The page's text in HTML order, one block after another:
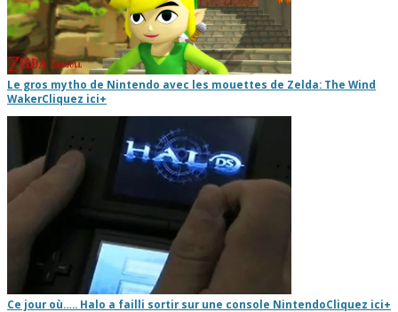
Le gros mytho de Nintendo avec les mouettes de Zelda: The Wind
WakerCliquez ici+
Ce jour où….. Halo a failli sortir sur une console NintendoCliquez ici+